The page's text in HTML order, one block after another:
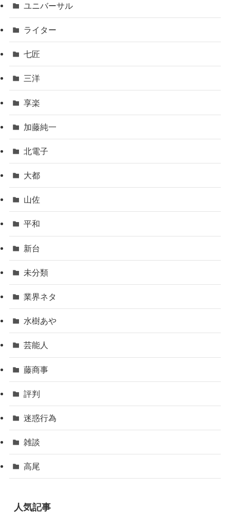
ユニバーサル
ライター
七匠
三洋
享楽
加藤純一
北電子
大都
山佐
平和
新台
未分類
業界ネタ
水樹あや
芸能人
藤商事
評判
迷惑行為
雑談
高尾
人気記事